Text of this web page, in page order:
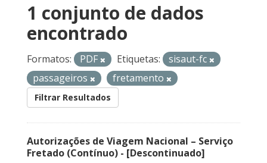
1 conjunto de dados
encontrado
Formatos: PDF Etiquetas:
sisaut-fc
passageiros
fretamento
Filtrar Resultados
Autorizações de Viagem Nacional – Serviço
Fretado (Contínuo) - [Descontinuado]